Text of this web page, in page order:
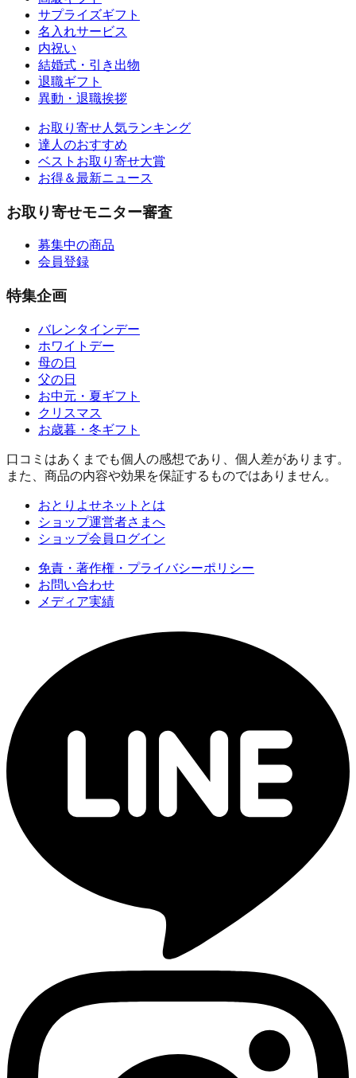
サプライズギフト
名入れサービス
内祝い
結婚式・引き出物
退職ギフト
異動・退職挨拶
お取り寄せ人気ランキング
達人のおすすめ
ベストお取り寄せ大賞
お得＆最新ニュース
お取り寄せモニター審査
募集中の商品
会員登録
特集企画
バレンタインデー
ホワイトデー
母の日
父の日
お中元・夏ギフト
クリスマス
お歳暮・冬ギフト
口コミはあくまでも個人の感想であり、個人差があります。
また、商品の内容や効果を保証するものではありません。
おとりよせネットとは
ショップ運営者さまへ
ショップ会員ログイン
免責・著作権・プライバシーポリシー
お問い合わせ
メディア実績